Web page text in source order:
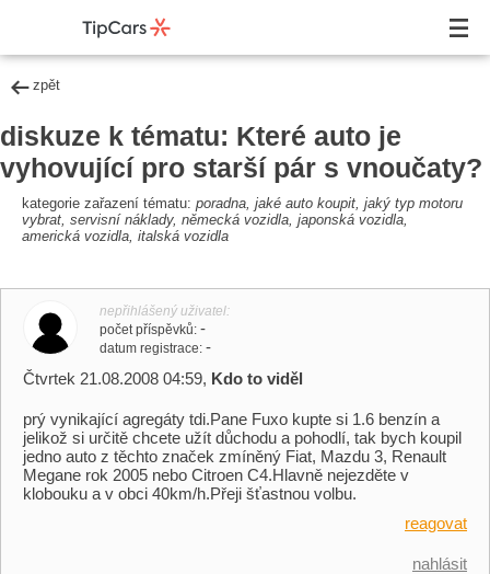
zpět
diskuze k tématu: Které auto je
vyhovující pro starší pár s vnoučaty?
kategorie zařazení tématu: poradna, jaké auto koupit, jaký typ motoru
vybrat, servisní náklady, německá vozidla, japonská vozidla,
americká vozidla, italská vozidla
nepřihlášený uživatel
počet příspěvků -
datum registrace -
Čtvrtek 21.08.2008 04:59, Kdo to viděl
prý vynikající agregáty tdi.Pane Fuxo kupte si 1.6 benzín a
jelikož si určitě chcete užít důchodu a pohodlí, tak bych koupil
jedno auto z těchto značek zmíněný Fiat, Mazdu 3, Renault
Megane rok 2005 nebo Citroen C4.Hlavně nejezděte v
klobouku a v obci 40km/h.Přeji šťastnou volbu.
reagovat
nahlásit